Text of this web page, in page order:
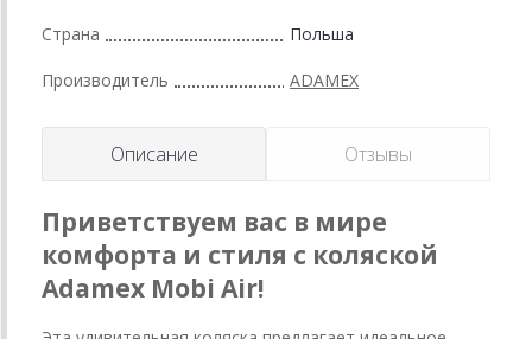
Страна Польша
Производитель ADAMEX
Описание Отзывы
Приветствуем вас в мире
комфорта и стиля с коляской
Adamex Mobi Air!